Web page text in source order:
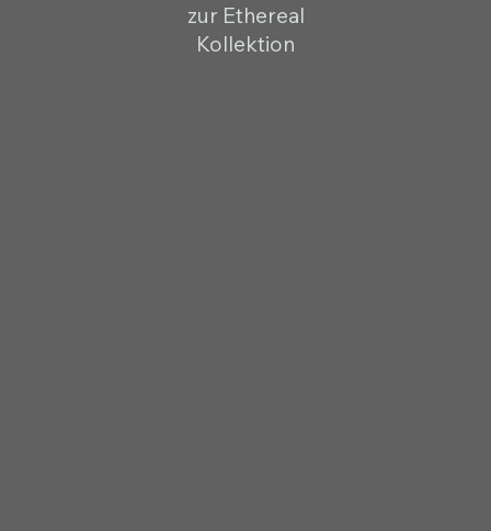
zur Ethereal
Kollektion